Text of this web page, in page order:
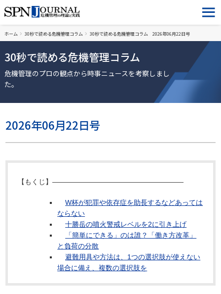
ホーム 30秒で読める危機管理コラム 30秒で読める危機管理コラム 2026年06月22日号
30秒で読める危機管理コラム
危機管理のプロの観点から時事ニュースを考察しまし
た。
2026年06月22日号
【もくじ】―――――――――――――――――――
W杯が犯罪や依存症を助長するなどあっては
ならない
十勝岳の噴火警戒レベルを2に引き上げ
「簡単にできる」のは誰？「働き方改革」
と負荷の分散
避難用具や方法は、1つの選択肢が使えない
場合に備え、複数の選択肢を